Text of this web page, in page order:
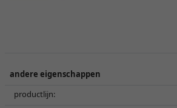
andere eigenschappen
productlijn: